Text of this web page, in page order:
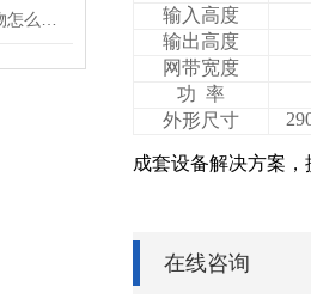
输入高度
输出高度
网带宽度
功 率
外形尺寸
成套设备解决方案
在线咨询